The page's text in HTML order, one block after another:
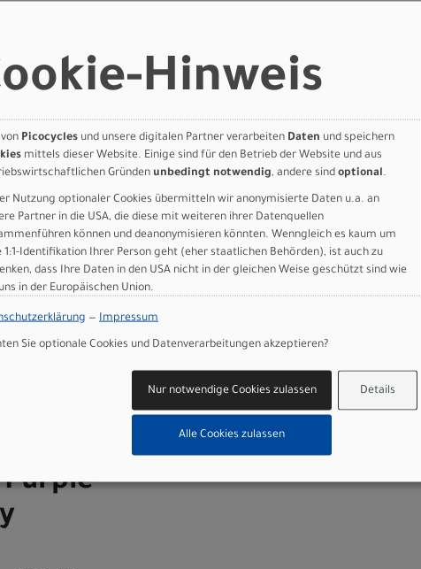
- FACT
White
Blue/Metallic White
- FACT
Art.Nr. 71426-0049
Farbe: Desert Rose/Quartz/Purple
Haze/Majesty Blue/Lagoon
Blue/Metallic White
Grösse: 49
Hinweis
Picocycles und unsere digitalen Partner verarbeiten Daten und speichern
mittels dieser Website. Einige sind für den Betrieb der Website und aus
Gründen unbedingt notwendig, andere sind optional.
Nutzung optionaler Cookies übermitteln wir anonymisierte Daten u.a. an
Partner in die USA, die diese mit weiteren ihrer Datenquellen
können und deanonymisieren könnten. Wenngleich es kaum um
1:1-Identifikation Ihrer Person geht (eher staatlichen Behörden), ist auch zu
dass Ihre Daten in den USA nicht in der gleichen Weise geschützt sind wie
in der Europäischen Union.
— Impressum
Sie optionale Cookies und Datenverarbeitungen akzeptieren?
Details
Nur notwendige Cookies zulassen
Alle Cookies zulassen